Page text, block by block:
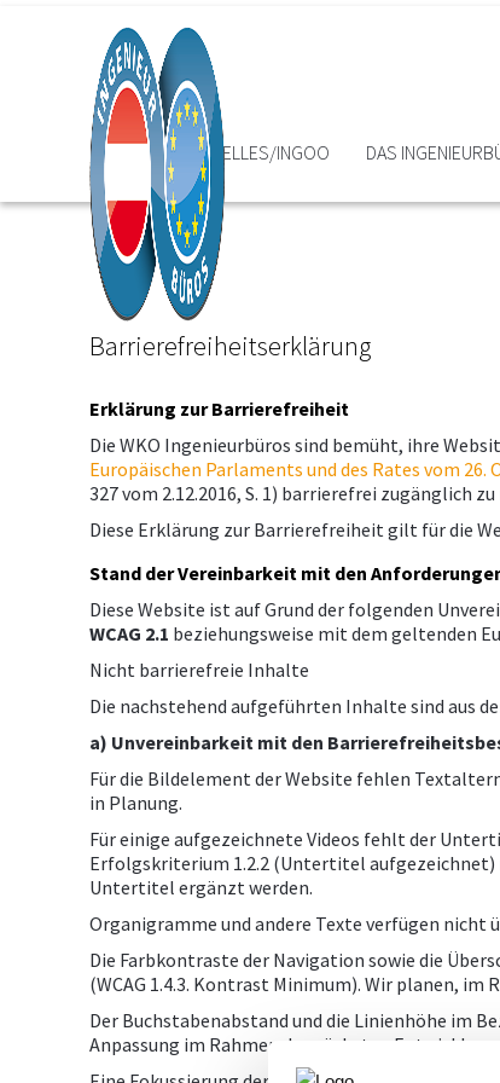
HOME AKTUELLES/INGOO DAS
Barrierefreiheitserklärung
Erklärung zur Barrierefreiheit
Die WKO Ingenieurbüros sind bemüht, ihre
Europäischen Parlaments und des Rates vom
327 vom 2.12.2016, S. 1) barrierefrei zugänglich zu
Diese Erklärung zur Barrierefreiheit gilt für die
Stand der Vereinbarkeit mit den
Diese Website ist auf Grund der folgenden
WCAG 2.1 beziehungsweise mit dem geltenden
Nicht barrierefreie Inhalte
Die nachstehend aufgeführten Inhalte sind aus
a) Unvereinbarkeit mit den
Für die Bildelement der Website fehlen
in Planung.
Für einige aufgezeichnete Videos fehlt der
Erfolgskriterium 1.2.2 (Untertitel aufgezeichnet)
Untertitel ergänzt werden.
Organigramme und andere Texte verfügen
Die Farbkontraste der Navigation sowie die
(WCAG 1.4.3. Kontrast Minimum). Wir planen,
Der Buchstabenabstand und die Linienhöhe im
Anpassung im Rahmen der nächsten